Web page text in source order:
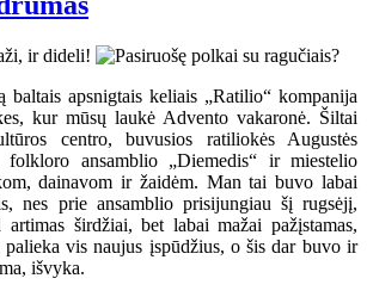
baltais apsnigtais keliais „Ratilio“ kompanija
kur mūsų laukė Advento vakaronė. Šiltai
centro, buvusios ratiliokės Augustės
folkloro ansamblio „Diemedis“ ir miestelio
dainavom ir žaidėm. Man tai buvo labai
nes prie ansamblio prisijungiau šį rugsėjį,
širdžiai, bet labai mažai pažįstamas,
palieka vis naujus įspūdžius, o šis dar buvo ir
išvyka.